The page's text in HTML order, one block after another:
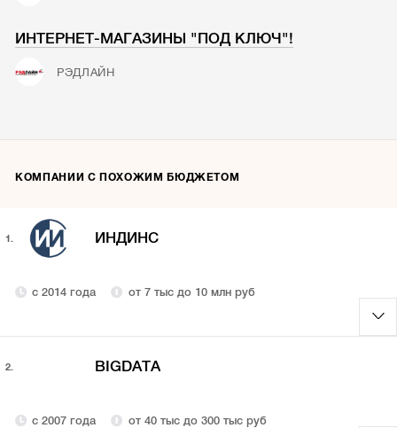
ИНТЕРНЕТ-МАГАЗИНЫ "ПОД КЛЮЧ"!
РЭДЛАЙН
КОМПАНИИ С ПОХОЖИМ БЮДЖЕТОМ
1. ИНДИНС
с 2014 года от 7 тыс до 10 млн руб
2. BIGDATA
с 2007 года от 40 тыс до 300 тыс руб